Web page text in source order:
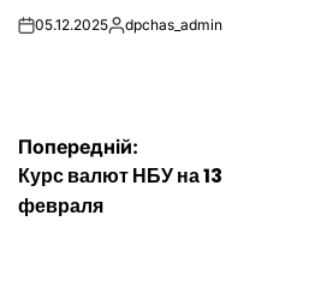
on05.12.2025Опубліковано
dpchas_admin
Навігація
записів
Попередній:
Курс валют НБУ на 13
февраля